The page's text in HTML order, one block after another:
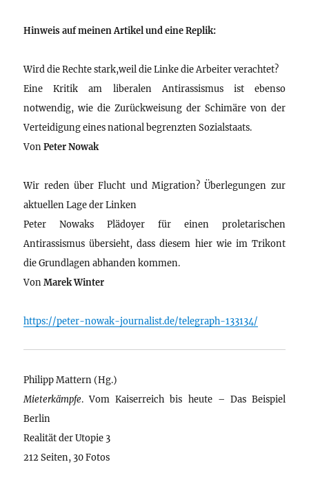
Hinweis auf meinen Artikel und eine Replik:
Wird die Rechte stark,weil die Linke die Arbeiter verachtet?
Eine Kritik am liberalen Antirassismus ist ebenso
notwendig, wie die Zurückweisung der Schimäre von der
Verteidigung eines national begrenzten Sozialstaats.
VonPeter Nowak
Wir reden über Flucht und Migration? Überlegungen zur
aktuellen Lage der Linken
Peter Nowaks Plädoyer für einen proletarischen
Antirassismus übersieht, dass diesem hier wie im Trikont
die Grundlagen abhanden kommen.
VonMarek Winter
https://peter-nowak-journalist.de/telegraph-133134/
Philipp Mattern (Hg.)
Mieterkämpfe. Vom Kaiserreich bis heute – Das Beispiel
Berlin
Realität der Utopie 3
212 Seiten, 30 Fotos